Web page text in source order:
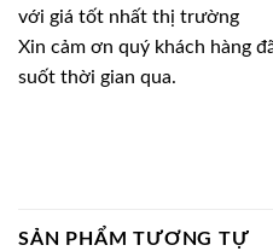
với giá tốt nhất thị trường
Xin cảm ơn quý khách hàng
suốt thời gian qua.
SẢN PHẨM TƯƠNG TỰ